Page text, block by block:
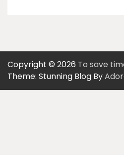
Copyright © 2026 To save
Theme: Stunning Blog By